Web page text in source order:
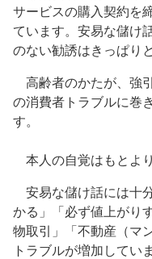
サービスの購入契約を
ています。安易な儲け
のない勧誘はきっぱり
高齢者のかたが、強
の消費者トラブルに巻
す。
本人の自覚はもとよ
安易な儲け話には十
かる」「必ず値上がり
物取引」「不動産（マ
トラブルが増加してい